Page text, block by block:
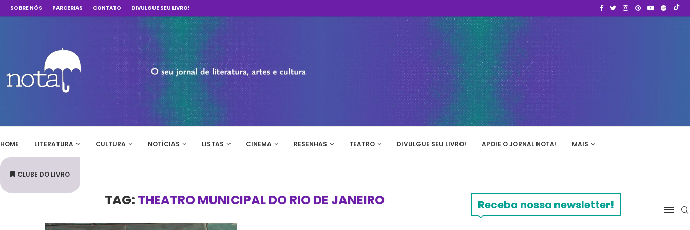
SOBRE NÓS PARCERIAS CONTATO DIVULGUE SEU LIVRO!
HOME LITERATURA CULTURA NOTÍCIAS LISTAS CINEMA RESENHAS TEATRO DIVULGUE SEU LIVRO! APOIE O JORNAL NOTA! MAIS
CLUBE DO LIVRO
TAG: THEATRO MUNICIPAL DO RIO DE JANEIRO Receba nossa newsletter!